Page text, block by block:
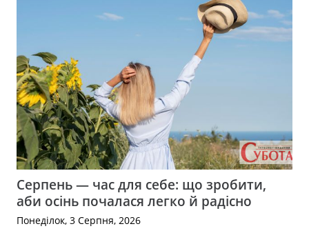
Серпень — час для себе: що зробити,
аби осінь почалася легко й радісно
Понеділок, 3 Серпня, 2026